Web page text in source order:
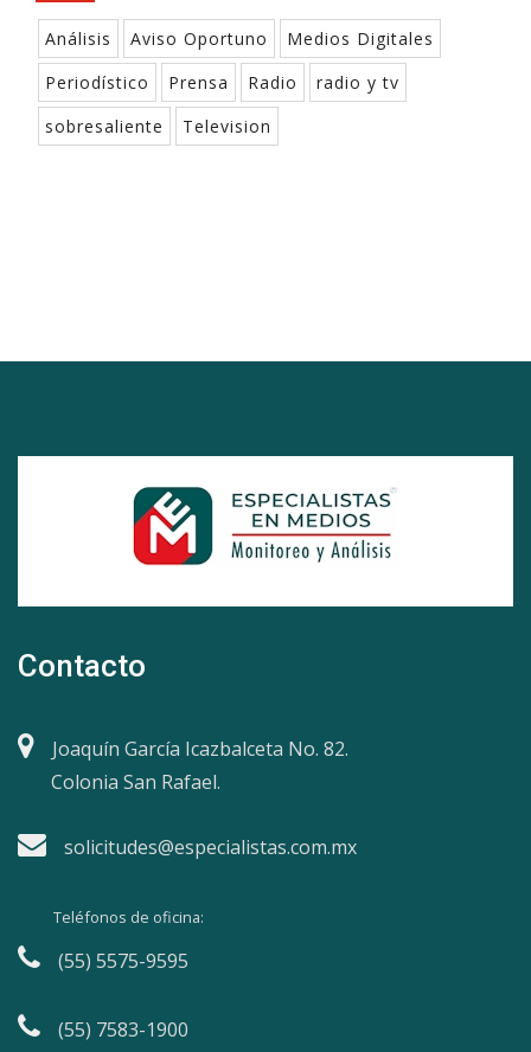
Análisis Aviso Oportuno
Medios Digitales
Periodístico
Prensa Radio
radio y tv
sobresaliente
Television
Contacto
Joaquín García Icazbalceta No. 82.
Colonia San Rafael.
solicitudes@especialistas.com.mx
Teléfonos de oficina:
(55) 5575-9595
(55) 7583-1900